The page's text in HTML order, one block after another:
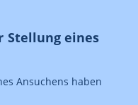
Stellung eines
Ansuchens haben